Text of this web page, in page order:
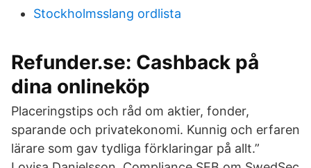
Stockholmsslang ordlista
Refunder.se: Cashback på
dina onlineköp
Placeringstips och råd om aktier, fonder,
sparande och privatekonomi. Kunnig och erfaren
lärare som gav tydliga förklaringar på allt.”